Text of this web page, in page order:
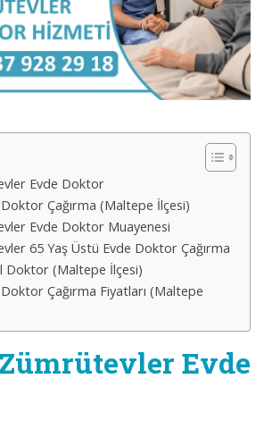
Evde Doktor
Çağırma (Maltepe İlçesi)
Evde Doktor Muayenesi
65 Yaş Üstü Evde Doktor Çağırma
Doktor (Maltepe İlçesi)
Çağırma Fiyatları (Maltepe
Evde